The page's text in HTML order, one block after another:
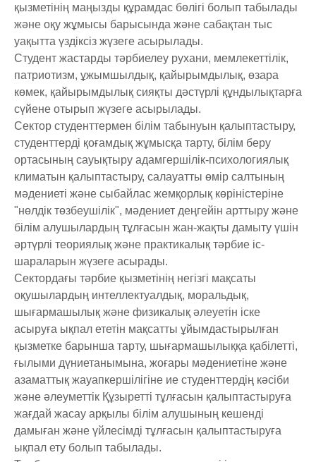
қызметінің маңызды құрамдас бөлігі болып табылады
және оқу жұмысы барысында және сабақтан тыс
уақытта үздіксіз жүзеге асырылады.
Студент жастарды тәрбиелеу рухани, мемлекеттілік,
патриотизм, ұжымшылдық, қайырымдылық, өзара
көмек, қайырымдылық сияқты дәстүрлі құндылықтарға
сүйене отырып жүзеге асырылады.
Сектор студенттермен білім табынуын қалыптастыру,
студенттерді қоғамдық жұмысқа тарту, білім беру
ортасының сауықтыру адамгершілік-психологиялық
климатын қалыптастыру, салауатты өмір салтының
мәдениеті және сыбайлас жемқорлық көріністеріне
"нөлдік төзбеушілік", мәдениет деңгейін арттыру және
білім алушылардың тұлғасын жан-жақты дамыту үшін
әртүрлі теориялық және практикалық тәрбие іс-
шараларын жүзеге асырады.
Сектордағы тәрбие қызметінің негізгі мақсаты
оқушылардың интеллектуалдық, моральдық,
шығармашылық және физикалық әлеуетін іске
асыруға ықпал ететін мақсатты ұйымдастырылған
қызметке барынша тарту, шығармашылыққа қабілетті,
ғылыми дүниетанымына, жоғары мәдениетіне және
азаматтық жауапкершілігіне ие студенттердің кәсіби
және әлеуметтік Құзыретті тұлғасын қалыптастыруға
жағдай жасау арқылы білім алушының кешенді
дамыған және үйлесімді тұлғасын қалыптастыруға
ықпал ету болып табылады.